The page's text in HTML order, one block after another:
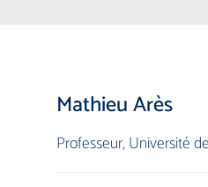
Mathieu Arès
Professeur,Université